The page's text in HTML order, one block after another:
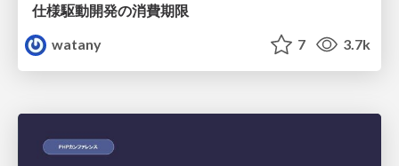
仕様駆動開発の消費期限
watany
7 3.7k